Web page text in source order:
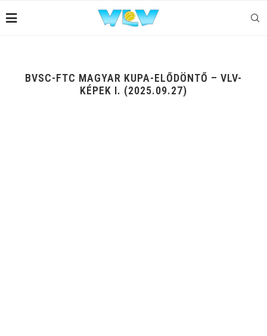
BVSC-FTC MAGYAR KUPA-ELŐDÖNTŐ – VLV-
KÉPEK I. (2025.09.27)